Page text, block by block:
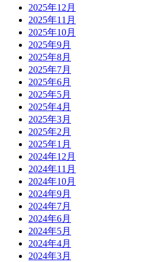
2025年12月
2025年11月
2025年10月
2025年9月
2025年8月
2025年7月
2025年6月
2025年5月
2025年4月
2025年3月
2025年2月
2025年1月
2024年12月
2024年11月
2024年10月
2024年9月
2024年7月
2024年6月
2024年5月
2024年4月
2024年3月